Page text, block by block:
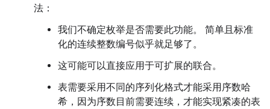
法：
我们不确定枚举是否需要此功能。 简单且标准
化的连续整数编号似乎就足够了。
这可能可以直接应用于可扩展的联合。
表需要采用不同的序列化格式才能采用序数哈
希，因为序数目前需要连续，才能实现紧凑的表